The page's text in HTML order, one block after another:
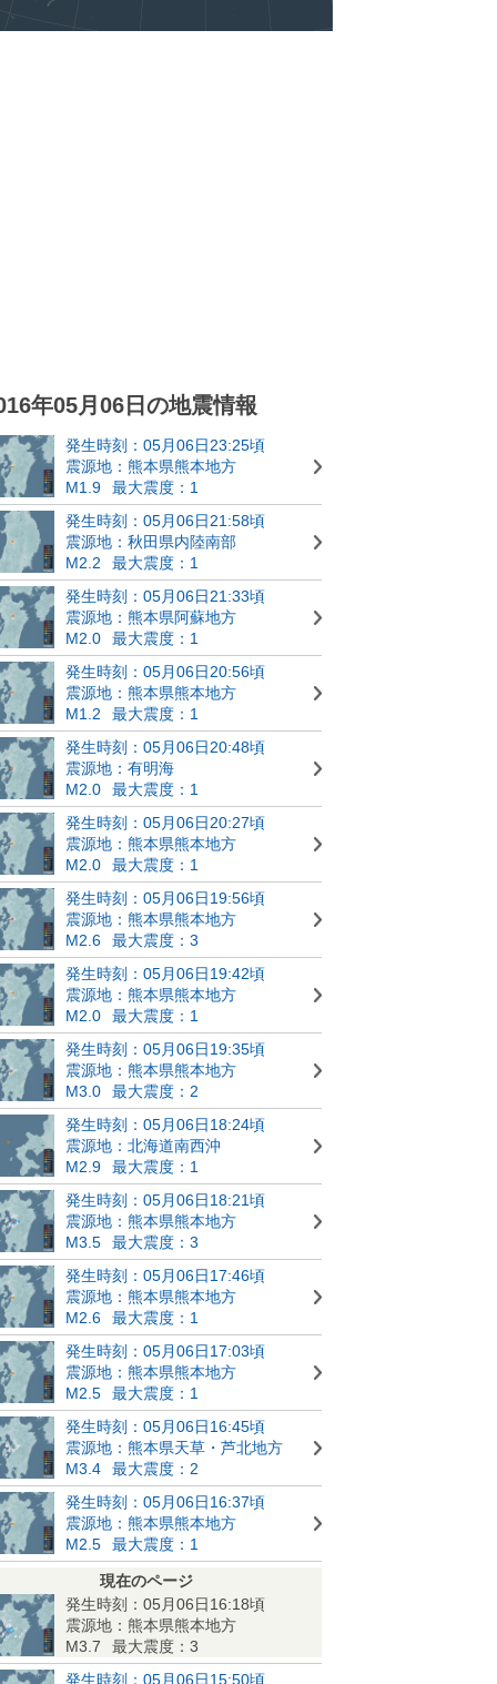
年05月06日の地震情報
発生時刻：05月06日23:25頃
震源地：熊本県熊本地方
M1.9
最大震度：1
発生時刻：05月06日21:58頃
震源地：秋田県内陸南部
M2.2
最大震度：1
発生時刻：05月06日21:33頃
震源地：熊本県阿蘇地方
M2.0
最大震度：1
発生時刻：05月06日20:56頃
震源地：熊本県熊本地方
M1.2
最大震度：1
発生時刻：05月06日20:48頃
震源地：有明海
M2.0
最大震度：1
発生時刻：05月06日20:27頃
震源地：熊本県熊本地方
M2.0
最大震度：1
発生時刻：05月06日19:56頃
震源地：熊本県熊本地方
M2.6
最大震度：3
発生時刻：05月06日19:42頃
震源地：熊本県熊本地方
M2.0
最大震度：1
発生時刻：05月06日19:35頃
震源地：熊本県熊本地方
M3.0
最大震度：2
発生時刻：05月06日18:24頃
震源地：北海道南西沖
M2.9
最大震度：1
発生時刻：05月06日18:21頃
震源地：熊本県熊本地方
M3.5
最大震度：3
発生時刻：05月06日17:46頃
震源地：熊本県熊本地方
M2.6
最大震度：1
発生時刻：05月06日17:03頃
震源地：熊本県熊本地方
M2.5
最大震度：1
発生時刻：05月06日16:45頃
震源地：熊本県天草・芦北地方
M3.4
最大震度：2
発生時刻：05月06日16:37頃
震源地：熊本県熊本地方
M2.5
最大震度：1
現在のページ
発生時刻：05月06日16:18頃
震源地：熊本県熊本地方
M3.7
最大震度：3
発生時刻：05月06日15:50頃